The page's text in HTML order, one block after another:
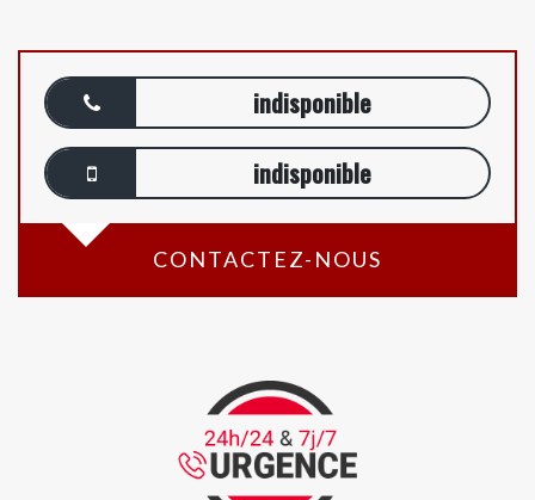
indisponible
indisponible
CONTACTEZ-NOUS